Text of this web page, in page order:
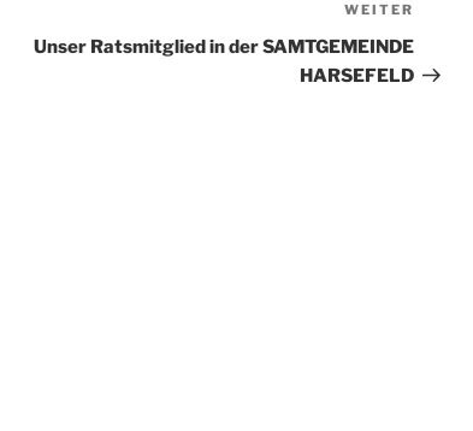
Beitrag
WEITER
Unser Ratsmitglied in der SAMTGEMEINDE
HARSEFELD